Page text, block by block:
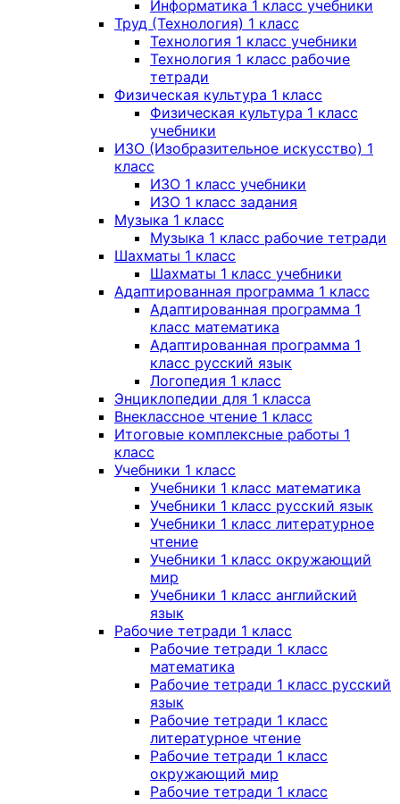
Информатика 1 класс учебники
Труд (Технология) 1 класс
Технология 1 класс учебники
Технология 1 класс рабочие
тетради
Физическая культура 1 класс
Физическая культура 1 класс
учебники
ИЗО (Изобразительное искусство) 1
класс
ИЗО 1 класс учебники
ИЗО 1 класс задания
Музыка 1 класс
Музыка 1 класс рабочие тетради
Шахматы 1 класс
Шахматы 1 класс учебники
Адаптированная программа 1 класс
Адаптированная программа 1
класс математика
Адаптированная программа 1
класс русский язык
Логопедия 1 класс
Энциклопедии для 1 класса
Внеклассное чтение 1 класс
Итоговые комплексные работы 1
класс
Учебники 1 класс
Учебники 1 класс математика
Учебники 1 класс русский язык
Учебники 1 класс литературное
чтение
Учебники 1 класс окружающий
мир
Учебники 1 класс английский
язык
Рабочие тетради 1 класс
Рабочие тетради 1 класс
математика
Рабочие тетради 1 класс русский
язык
Рабочие тетради 1 класс
литературное чтение
Рабочие тетради 1 класс
окружающий мир
Рабочие тетради 1 класс